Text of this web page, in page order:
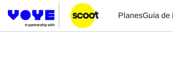
PlanesGuía de